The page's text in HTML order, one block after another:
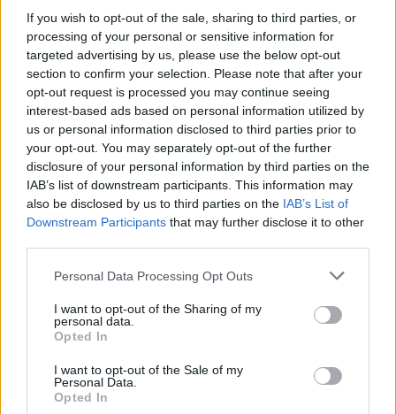
If you wish to opt-out of the sale, sharing to third parties, or
processing of your personal or sensitive information for
targeted advertising by us, please use the below opt-out
section to confirm your selection. Please note that after your
opt-out request is processed you may continue seeing
interest-based ads based on personal information utilized by
us or personal information disclosed to third parties prior to
your opt-out. You may separately opt-out of the further
disclosure of your personal information by third parties on the
IAB’s list of downstream participants. This information may
also be disclosed by us to third parties on the IAB’s List of
Downstream Participants that may further disclose it to other
Personal Data Processing Opt Outs
I want to opt-out of the Sharing of my
personal data.
Opted In
I want to opt-out of the Sale of my
Personal Data.
Opted In
ΠΕΡΙΣΣΌΤΕΡΑ ΣΕ ΑΥΤΉ ΤΗΝ ΚΑΤΗΓΟΡΊΑ
Νετανιάχου: Ελπίζω ότι
σύντομα θα υπάρξουν
καλά νέα για το θέμα των
ομήρων
Σύνοδος BRICS: Ο
Νοτιοαφρικανός Πρόεδρος
κατηγορεί το Ισραήλ για
εγκλήματα πολέμου και